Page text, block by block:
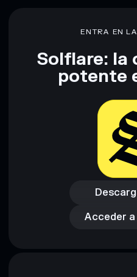
ENTRA EN
Solflare: la
potente
Acceder
Acceder